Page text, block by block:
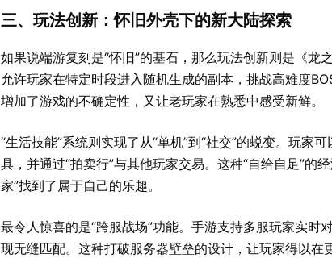
三、玩法创新：怀旧外壳下的新大陆探索
如果说端游复刻是“怀旧”的基石，那么玩法创新则是《龙
允许玩家在特定时段进入随机生成的副本，挑战高难度
增加了游戏的不确定性，又让老玩家在熟悉中感受新鲜。
“生活技能”系统则实现了从“单机”到“社交”的蜕变。玩家
具，并通过“拍卖行”与其他玩家交易。这种“自给自足”的
家”找到了属于自己的乐趣。
最令人惊喜的是“跨服战场”功能。手游支持多服玩家实
现无缝匹配。这种打破服务器壁垒的设计，让玩家得以在